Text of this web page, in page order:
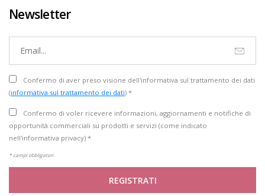
Newsletter
Confermo di aver preso visione dell'informativa sul trattamento dei dati
(informativa sul trattamento dei dati) *
Confermo di voler ricevere informazioni, aggiornamenti e notifiche di
opportunità commerciali su prodotti e servizi (come indicato
nell'informativa privacy) *
* campi obbligatori
REGISTRATI